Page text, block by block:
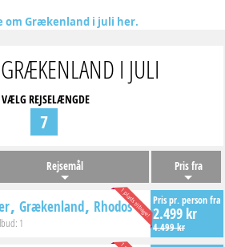
om Grækenland i juli her.
I JULI
VÆLG REJSELÆNGDE
7
Rejsemål Pris fra
Grækenland Rhodos
1
1 plads tilbage!Pris pr. person fra
2.499 kr
4.499 kr